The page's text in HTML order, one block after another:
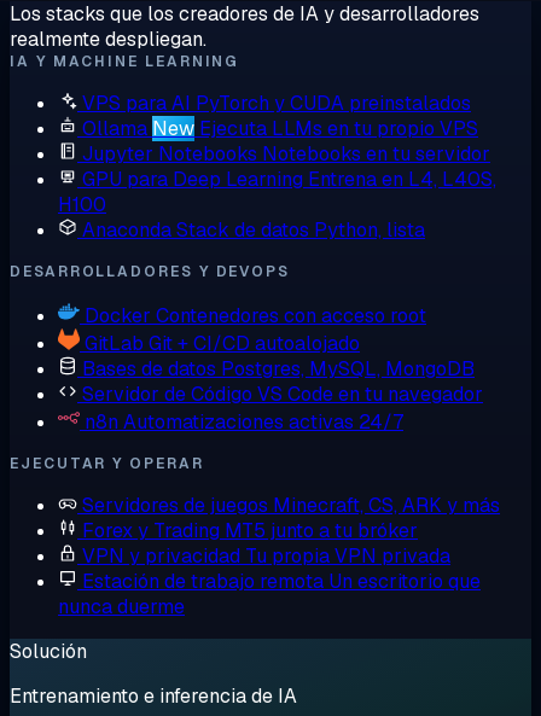
Los stacks que los creadores de IA y desarrolladores
realmente despliegan.
IA Y MACHINE LEARNING
VPS para AI PyTorch y CUDA preinstalados
Ollama New Ejecuta LLMs en tu propio VPS
Jupyter Notebooks Notebooks en tu servidor
GPU para Deep Learning Entrena en L4, L40S,
H100
AnacondaStack de datos Python, lista
DESARROLLADORES Y DEVOPS
Docker Contenedores con acceso root
GitLab Git + CI/CD autoalojado
Bases de datos Postgres, MySQL, MongoDB
Servidor de Código VS Code en tu navegador
n8n Automatizaciones activas 24/7
EJECUTAR Y OPERAR
Servidores de juegos Minecraft, CS, ARK y más
Forex y Trading MT5 junto a tu bróker
VPN y privacidad Tu propia VPN privada
Estación de trabajo remota Un escritorio que
nunca duerme
Solución
Entrenamiento e inferencia de IA